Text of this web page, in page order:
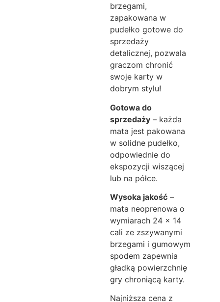
brzegami,
zapakowana w
pudełko gotowe do
sprzedaży
detalicznej, pozwala
graczom chronić
swoje karty w
dobrym stylu!
Gotowa do
sprzedaży – każda
mata jest pakowana
w solidne pudełko,
odpowiednie do
ekspozycji wiszącej
lub na półce.
Wysoka jakość –
mata neoprenowa o
wymiarach 24 × 14
cali ze zszywanymi
brzegami i gumowym
spodem zapewnia
gładką powierzchnię
gry chroniącą karty.
Najniższa cena z